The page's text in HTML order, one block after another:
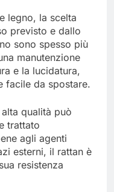
legno, la scelta
previsto e dallo
sono spesso più
manutenzione
e la lucidatura,
facile da spostare.
qualità può
trattato
agli agenti
esterni, il rattan è
resistenza